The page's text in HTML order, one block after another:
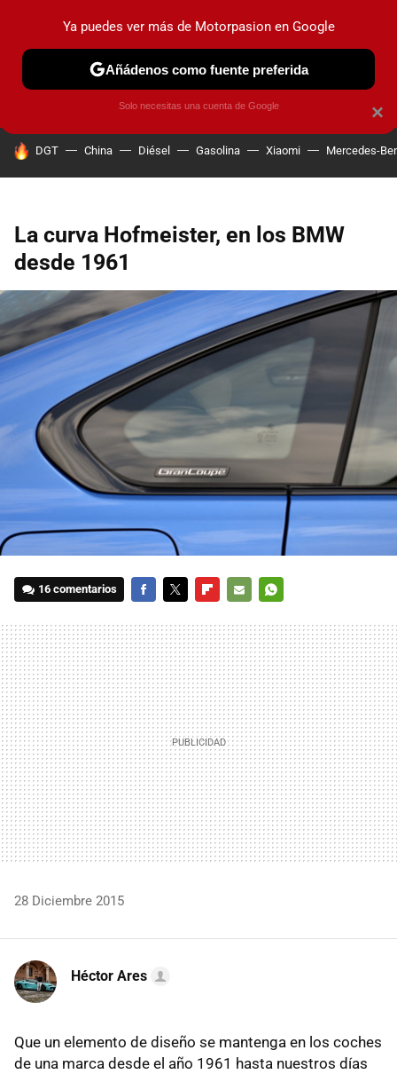
PRUEBAS COCHES ELÉCTRICOS OBSERVATORIO
HOY SE HABLA DE
DGT China Diésel Gasolina Xiaomi Mercedes-
La curva Hofmeister, en los BMW
desde 1961
16 comentarios
MAIL
28 Diciembre 2015
Héctor Ares
Que un elemento de diseño se mantenga en los coches
de una marca desde el año 1961 hasta nuestros días
×
Ya puedes ver más de Motorpasion en Google
Añádenos como fuente preferida
Solo necesitas una cuenta de Google